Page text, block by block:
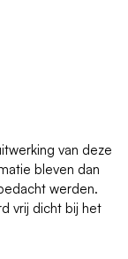
van deze
bleven dan
werden.
vrij dicht bij het